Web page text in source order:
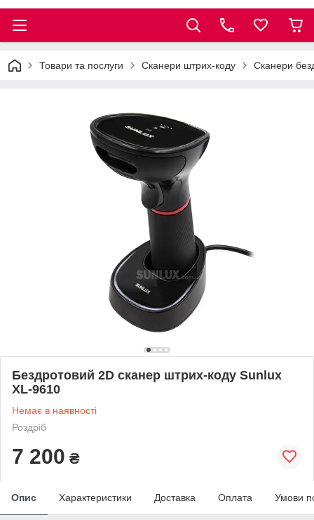
Товари та послуги Сканери штрих-коду Сканери
Бездротовий 2D сканер штрих-коду Sunlux
XL-9610
Немає в наявності
Роздріб
7 200 ₴
Опис Характеристики Доставка Оплата Умови